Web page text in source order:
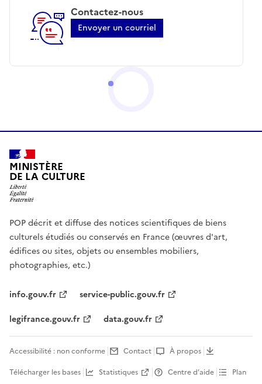
Contactez-nous
Envoyer un courriel
MINISTÈRE
DE LA CULTURE
POP décrit et diffuse des notices scientifiques de biens
culturels étudiés ou conservés en France (œuvres d'art,
édifices ou sites, objets ou ensembles mobiliers,
photographies, etc.)
info.gouv.fr
service-public.gouv.fr
legifrance.gouv.fr
data.gouv.fr
Accessibilité : non conforme Contact
À propos
Télécharger les bases
Statistiques Centre d’aide Plan